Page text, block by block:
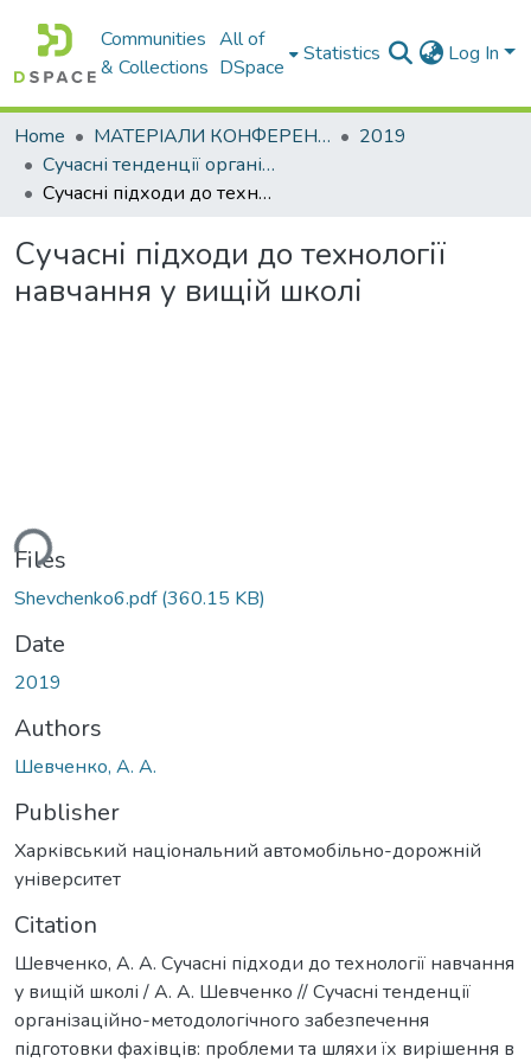
Communities
& Collections
All of
DSpace
Statistics Log In
Home МАТЕРІАЛИ КОНФЕРЕНЦІЙ
2019
Сучасні тенденції організаційнометодологічного забезпечення підготовки фахівців: проблеми та шляхи їх вирішення в умовах глобалізації та євроекономічної інтеграції
Сучасні підходи до технології навчання у вищій школі
Сучасні підходи до технології
навчання у вищій школі
Files
Shevchenko6.pdf(360.15 KB)
Date
2019
Authors
Шевченко, А. А.
Publisher
Харківський національний автомобільно-дорожній
університет
Citation
Шевченко, А. А. Сучасні підходи до технології навчання
у вищій школі / А. А. Шевченко // Сучасні тенденції
організаційно-методологічного забезпечення
підготовки фахівців: проблеми та шляхи їх вирішення в